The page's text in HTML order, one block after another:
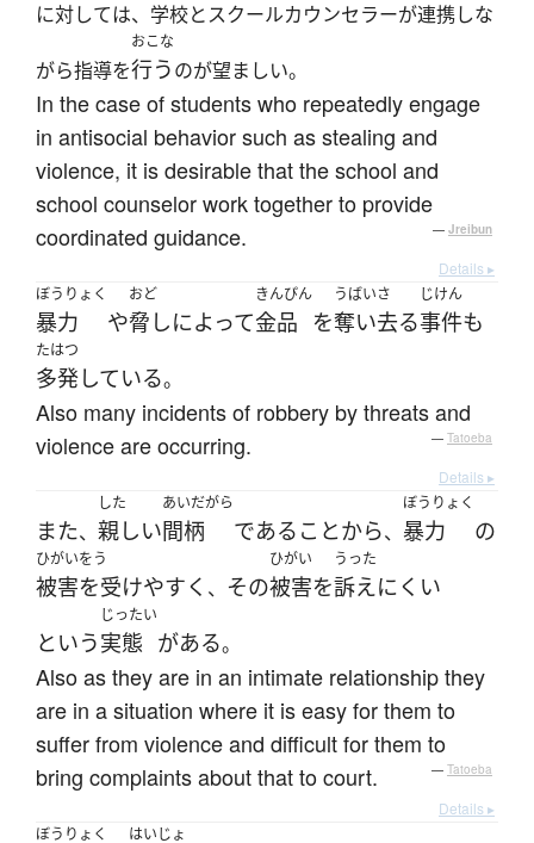
に対しては、学校とスクールカウンセラーが連携しな
がら指導を
おこな
行うのが望ましい。
In the case of students who repeatedly engage
in antisocial behavior such as stealing and
violence, it is desirable that the school and
school counselor work together to provide
coordinated guidance.
— Jreibun
Details ▸
ぼうりょく
暴力 や
おど
脅しによって
きんぴん
金品 を
うばいさ
奪い去る
じけん
事件も
たはつ
多発している。
Also many incidents of robbery by threats and
violence are occurring.
— Tatoeba
Details ▸
また、
した
親しい
あいだがら
間柄 である ことから、
ぼうりょく
暴力 の
ひがいをう
被害を受けやすく 、 その
ひがい
被害を
うった
訴えにくい
という
じったい
実態 がある。
Also as they are in an intimate relationship they
are in a situation where it is easy for them to
suffer from violence and difficult for them to
bring complaints about that to court.
— Tatoeba
Details ▸
ぼうりょく
はいじょ